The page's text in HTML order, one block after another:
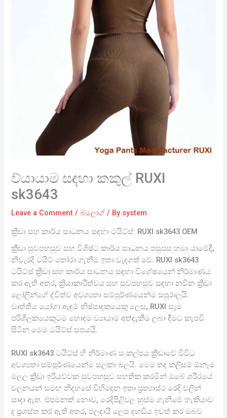
ව්යායාම සඳහා කකුල් RUXI
sk3643
Leave a Comment /බ්ලොග් / By system
ක්‍රීඩා සහ කාර්ය සාධනය සඳහා ටයිට්ස්: RUXI sk3643 OEM
ක්‍රීඩා සුවපහසුව සහ විශිෂ්ට කාර්ය සාධනය පසුපස හඹා යාමේදී,
නිවැරදි ටයිට් තෝරා ගැනීම ඉතා වැදගත් වේ. RUXI sk3643
ටයිට්ස් ක්‍රීඩා සහ කාර්ය සාධනය සඳහා විශේෂයෙන් නිර්මාණය
කර ඇති අතර, ක්‍රියාකාරීත්වය සහ සුවපහසුව සඳහා නවීන ක්‍රීඩා
ලෝලීන්ගේ ද්විත්ව අවශ්‍යතා සම්පුර්ණයෙන්ම සපුරාලයි.
වෘත්තීය යෝගා ඇඳුම් නිෂ්පාදකයෙකු ලෙස, RUXI සෑම
පරිශීලකයෙකුටම හොඳම ව්‍යායාම අත්දැකීම ලබා දීමට කැපවී
සිටින මෙම ටයිට්ස් සපයයි.
RUXI sk3643 ටයිට්ස් හි නිර්මාණ සංකල්පය ක්‍රීඩාවේ විවිධ
අවශ්‍යතා සම්පූර්ණයෙන්ම සලකා බලයි. මෙම තද කලිසම් ඕනෑම
මලල ක්‍රීඩා ඉරියව්වක සුවපහසුව සහතික කරමින් ඔබේ ශරීරයේ
චලනයන් සමඟ නිදහසේ විහිදෙන ඉතා ප්‍රත්‍යාස්ථ රෙදි වලින්
සාදා ඇත. එපමනක් නොව, රෙදිපිළිවල හුස්ම ගැනීමේ හැකියාව
ද ප්‍රශස්ත කර ඇති අතර, ඵලදායී ලෙස දහඩිය ඉවත් කර ඔබව